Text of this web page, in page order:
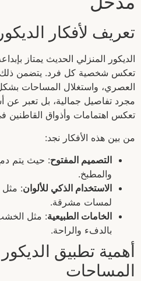
تعريف لأفكار
الديكور المنزلي الحديث يمتاز
تعكس شخصية كل فرد. يتضمن ذلك
العصري، واستغلال المساحات
مجرد تفاصيل جمالية، بل تعبر
تعكس اهتمامات وأذواق القاطنين
من بين هذه الأفكار نجد:
التصميم المفتوح: حيث يتم
والمطبخ.
الاستخدام الذكي للألوان: مثل
لمسات مشرقة.
الخامات الطبيعية: مثل
بالدفء والراحة.
أهمية تطبيق
المساحات